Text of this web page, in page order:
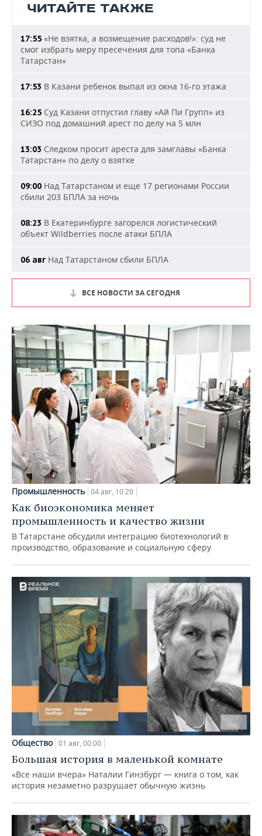
ЧИТАЙТЕ ТАКЖЕ
17:55 «Не взятка, а возмещение расходов!»: суд не
смог избрать меру пресечения для топа «Банка
Татарстан»
17:53 В Казани ребенок выпал из окна 16-го этажа
16:25 Суд Казани отпустил главу «Ай Пи Групп» из
СИЗО под домашний арест по делу на 5 млн
13:03 Следком просит ареста для замглавы «Банка
Татарстан» по делу о взятке
09:00 Над Татарстаном и еще 17 регионами России
сбили 203 БПЛА за ночь
08:23 В Екатеринбурге загорелся логистический
объект Wildberries после атаки БПЛА
06 авг Над Татарстаном сбили БПЛА
ВСЕ НОВОСТИ ЗА СЕГОДНЯ
Промышленность 04 авг, 10:20
Как биоэкономика меняет
промышленность и качество жизни
В Татарстане обсудили интеграцию биотехнологий в
производство, образование и социальную сферу
Общество 01 авг, 00:00
Большая история в маленькой комнате
«Все наши вчера» Наталии Гинзбург — книга о том, как
история незаметно разрушает обычную жизнь